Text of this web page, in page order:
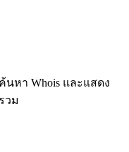
นหา Whois และแสดง
วม